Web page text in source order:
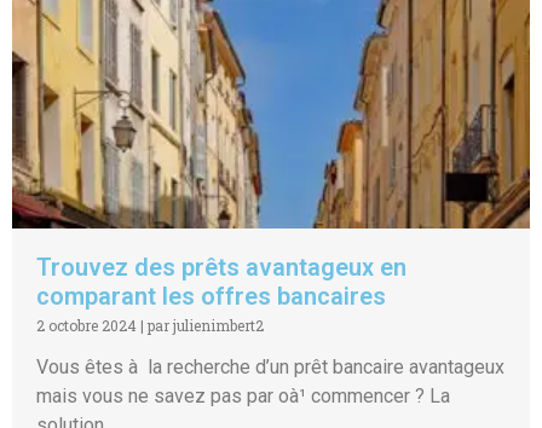
Trouvez des prêts avantageux en
comparant les offres bancaires
2 octobre 2024 | par julienimbert2
Vous êtes à la recherche d’un prêt bancaire avantageux
mais vous ne savez pas par oà¹ commencer ? La